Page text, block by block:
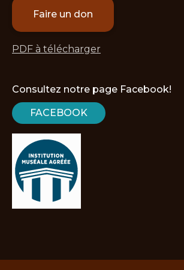
Faire un don
PDF à télécharger
Consultez notre page Facebook!
FACEBOOK